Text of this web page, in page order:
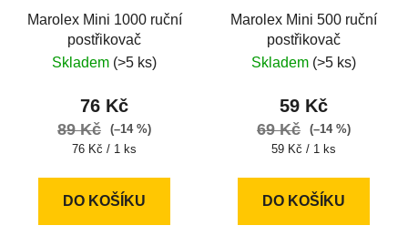
Marolex Mini 1000 ruční
postřikovač
Skladem (>5 ks)
76 Kč
89 Kč
(–14 %)
Měrná
76 Kč / 1 ks
DO KOŠÍKU
Marolex Mini 500 ruční
postřikovač
Skladem (>5 ks)
59 Kč
69 Kč
(–14 %)
Měrná
59 Kč / 1 ks
DO KOŠÍKU